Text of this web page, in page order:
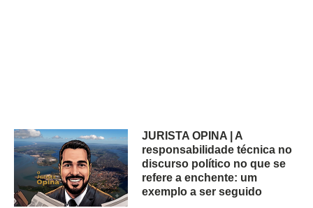
JURISTA OPINA | A
responsabilidade técnica no
discurso político no que se
refere a enchente: um
exemplo a ser seguido